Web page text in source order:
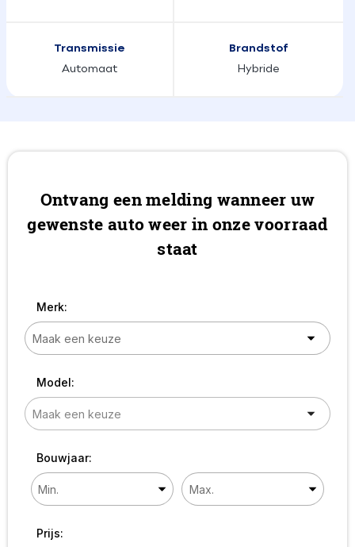
Transmissie
Automaat
Brandstof
Hybride
Ontvang een melding wanneer uw
gewenste auto weer in onze voorraad
staat
Merk:
Model:
Bouwjaar:
Prijs: